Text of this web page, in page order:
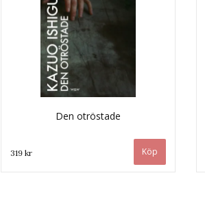
Den otröstade
319 kr